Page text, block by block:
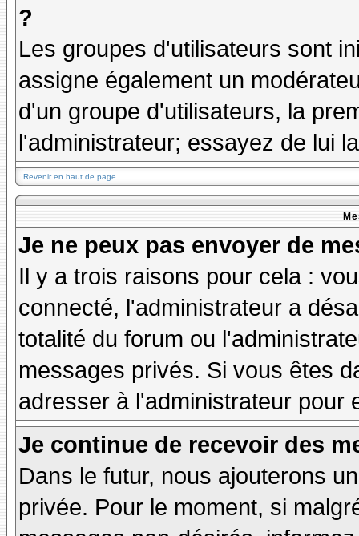
?
Les groupes d'utilisateurs sont
assigne également un
d'un groupe d'utilisateurs, la
l'administrateur; essayez de lui
Revenir en haut de page
Je ne peux pas envoyer de
Il y a trois raisons pour cela :
connecté, l'administrateur a
totalité du forum ou
messages privés. Si vous êtes
adresser à l'administrateur pour
Je continue de recevoir des
Dans le futur, nous ajouterons
privée. Pour le moment, si